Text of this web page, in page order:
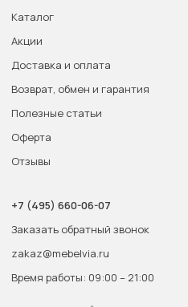
Каталог
Акции
Доставка и оплата
Возврат, обмен и гарантия
Полезные статьи
Оферта
Отзывы
+7 (495) 660-06-07
Заказать обратный звонок
zakaz@mebelvia.ru
Время работы: 09:00 – 21:00